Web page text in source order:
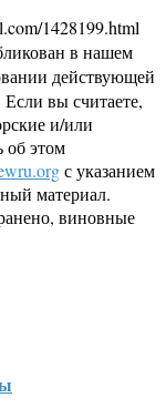
1428199.html
в нашем
действующей
Если вы считаете,
и/или
об этом
с указанием
материал.
виновные